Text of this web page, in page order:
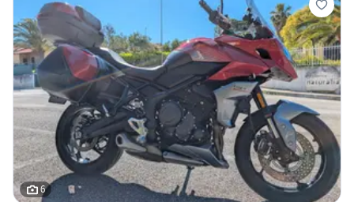
6